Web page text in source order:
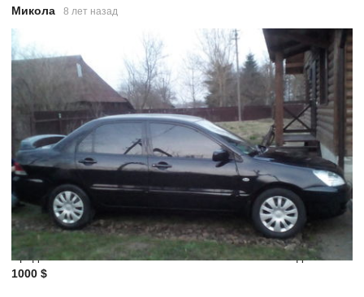
Микола 8 лет назад
Предлагаю обмен на Mitsubishi Lancer 2006г. с моей доплатой
1000 $